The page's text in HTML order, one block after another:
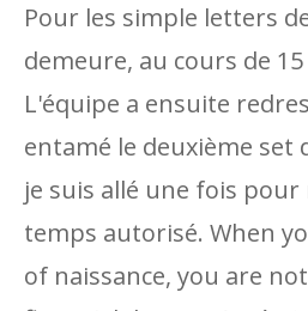
Pour les simple letters
demeure, au cours de
L'équipe a ensuite
entamé le deuxième set
je suis allé une fois
temps autorisé. When
of naissance, you are